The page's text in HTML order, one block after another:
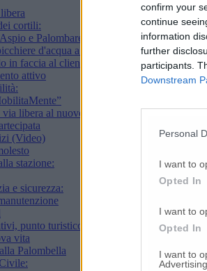
confirm your
continue
information
further
participants.
Downstream
Personal
I want to
Opted In
I want to
Opted In
I want to
Advertising.
cortili:
e Palombare
d'acqua a un'ambulante,
in faccia al cliente
attivo
libera al nuovo statuto,
(Video)
stazione:
e sicurezza:
punto turistico
vita
Palombella